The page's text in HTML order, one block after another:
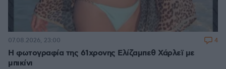
Η φωτογραφία της 61χρονης Ελίζαμπεθ Χάρλεϊ με
μπικίνι
07.08.2026, 23:00 4